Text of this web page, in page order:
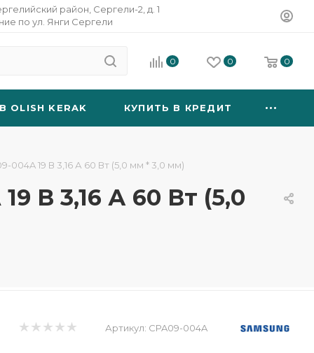
район, Сергели-2, д. 1
по ул. Янги Сергели
0 0 0
OLISH KERAK КУПИТЬ В КРЕДИТ
004A 19 В 3,16 А 60 Вт (5,0 мм * 3,0 мм)
В 3,16 А 60 Вт (5,0
Артикул: CPA09-004A